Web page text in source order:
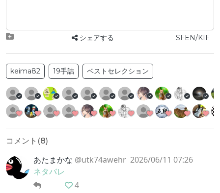
シェアする SFEN/KIF
keima82 19手詰 ベストセレクション
コメント(8)
あたまかな @utk74awehr 2026/06/11 07:26
ネタバレ
4